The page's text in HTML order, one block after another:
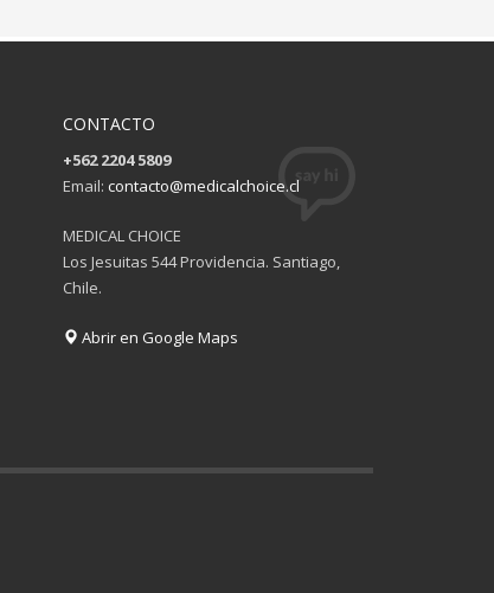
CONTACTO
+562 2204 5809
Email: contacto@medicalchoice.cl
MEDICAL CHOICE
Los Jesuitas 544 Providencia. Santiago,
Chile.
Abrir en Google Maps